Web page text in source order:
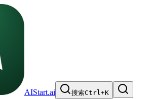
AIStart.ai 搜索Ctrl+K